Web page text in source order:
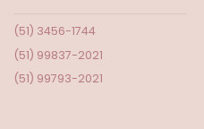
(51) 3456-1744
(51) 99837-2021
(51) 99793-2021